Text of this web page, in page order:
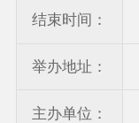
结束时间：
举办地址：
主办单位：